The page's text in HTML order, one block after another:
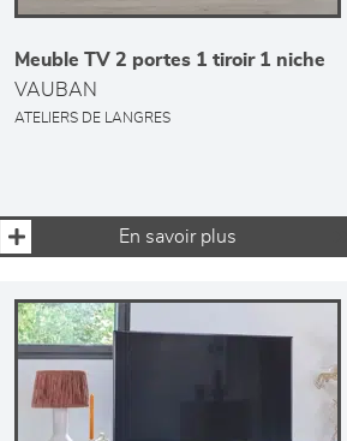
Meuble TV 2 portes 1 tiroir 1 niche
VAUBAN
ATELIERS DE LANGRES
En savoir plus